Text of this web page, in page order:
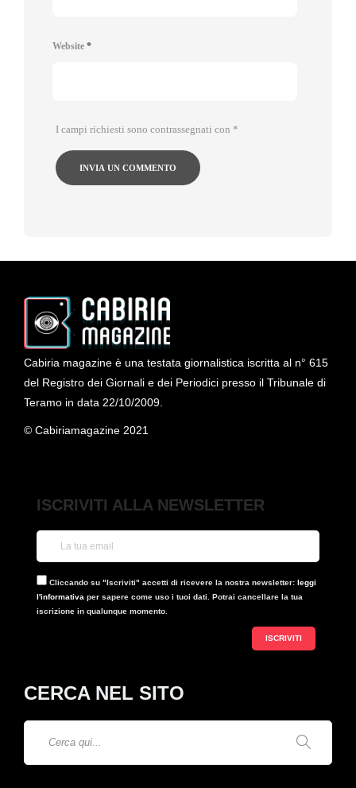
Website *
I campi richiesti sono contrassegnati con *
Cabiria magazine è una testata giornalistica iscritta al n° 615
del Registro dei Giornali e dei Periodici presso il Tribunale di
Teramo in data 22/10/2009.
© Cabiriamagazine 2021
ISCRIVITI ALLA NEWSLETTER
Cliccando su "Iscriviti" accetti di ricevere la nostra newsletter: leggi
l'informativa per sapere come uso i tuoi dati. Potrai cancellare la tua
iscrizione in qualunque momento.
CERCA NEL SITO